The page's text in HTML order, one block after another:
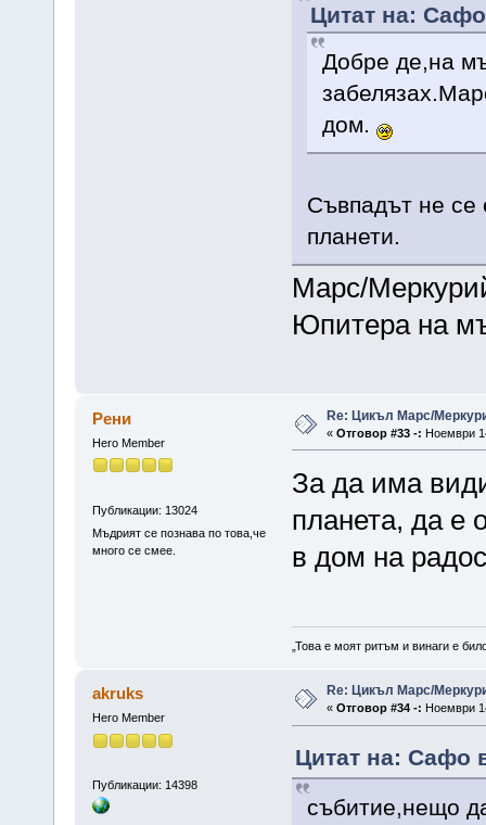
Цитат на:
Добре де,на
дом.
Съвпадът не се
планети.
Марс/
Юпитера на
Рени
Hero Member
Публикации: 13024
Мъдрият се познава по това,че
много се смее.
Re: Цикъл Марс/
« Отговор #33 -: Ноември
За да има
планета, да е
в дом на
„Това е моят ритъм и винаги е
akruks
Hero Member
Публикации: 14398
Re: Цикъл Марс/
« Отговор #34 -: Ноември
Цитат на: Сафо
събитие,нещо